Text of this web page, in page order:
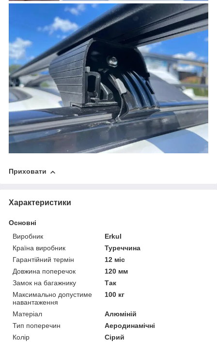
Приховати
Характеристики
Основні
Виробник
Erkul
Країна виробник
Туреччина
Гарантійний термін
12 міс
Довжина поперечок
120 мм
Замок на багажнику
Так
Максимально допустиме
навантаження
100 кг
Матеріал
Алюміній
Тип поперечин
Аеродинамічні
Колір
Сірий